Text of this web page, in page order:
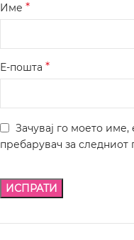
Име *
Е-пошта *
Зачувај го моето
пребарувач за следниот